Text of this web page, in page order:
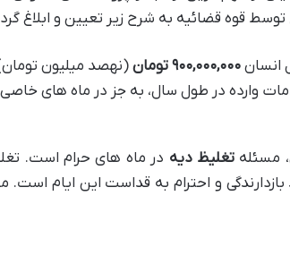
انسان۹۰۰,۰۰۰,۰۰۰ تومان
(نهصد میلیون
وارده در طول سال، به جز در ماه های
مسئلهتغلیظ دیه در ماه های حرام است.
و احترام به قداست این ایام است.